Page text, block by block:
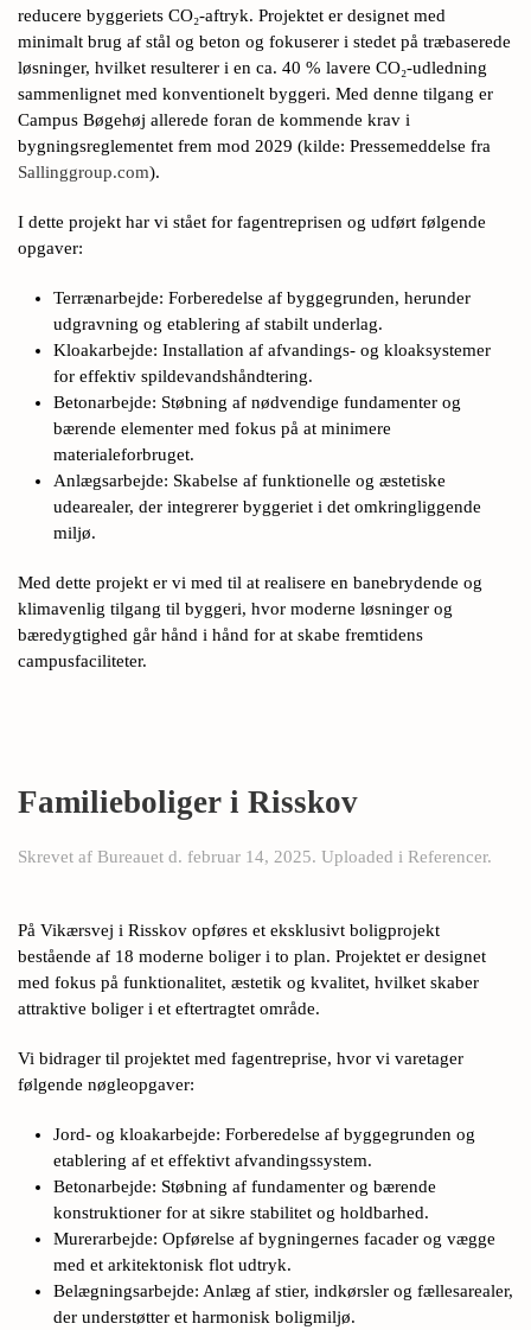
reducere byggeriets CO₂-aftryk. Projektet er designet med
minimalt brug af stål og beton og fokuserer i stedet på træbaserede
løsninger, hvilket resulterer i en ca. 40 % lavere CO₂-udledning
sammenlignet med konventionelt byggeri. Med denne tilgang er
Campus Bøgehøj allerede foran de kommende krav i
bygningsreglementet frem mod 2029 (kilde: Pressemeddelse fra
Sallinggroup.com).
I dette projekt har vi stået for fagentreprisen og udført følgende
opgaver:
Terrænarbejde: Forberedelse af byggegrunden, herunder
udgravning og etablering af stabilt underlag.
Kloakarbejde: Installation af afvandings- og kloaksystemer
for effektiv spildevandshåndtering.
Betonarbejde: Støbning af nødvendige fundamenter og
bærende elementer med fokus på at minimere
materialeforbruget.
Anlægsarbejde: Skabelse af funktionelle og æstetiske
udearealer, der integrerer byggeriet i det omkringliggende
miljø.
Med dette projekt er vi med til at realisere en banebrydende og
klimavenlig tilgang til byggeri, hvor moderne løsninger og
bæredygtighed går hånd i hånd for at skabe fremtidens
campusfaciliteter.
Familieboliger i Risskov
Skrevet af Bureauet d. februar 14, 2025. Uploaded i Referencer.
På Vikærsvej i Risskov opføres et eksklusivt boligprojekt
bestående af 18 moderne boliger i to plan. Projektet er designet
med fokus på funktionalitet, æstetik og kvalitet, hvilket skaber
attraktive boliger i et eftertragtet område.
Vi bidrager til projektet med fagentreprise, hvor vi varetager
følgende nøgleopgaver:
Jord- og kloakarbejde: Forberedelse af byggegrunden og
etablering af et effektivt afvandingssystem.
Betonarbejde: Støbning af fundamenter og bærende
konstruktioner for at sikre stabilitet og holdbarhed.
Murerarbejde: Opførelse af bygningernes facader og vægge
med et arkitektonisk flot udtryk.
Belægningsarbejde: Anlæg af stier, indkørsler og fællesarealer,
der understøtter et harmonisk boligmiljø.